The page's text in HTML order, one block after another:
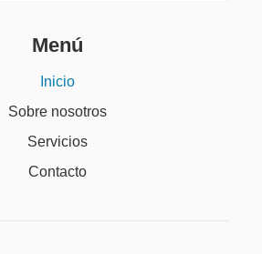
Menú
Inicio
Sobre nosotros
Servicios
Contacto